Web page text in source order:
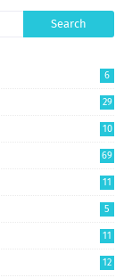
6
29
10
69
11
5
11
12